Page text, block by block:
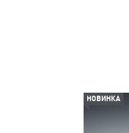
НОВИНКА